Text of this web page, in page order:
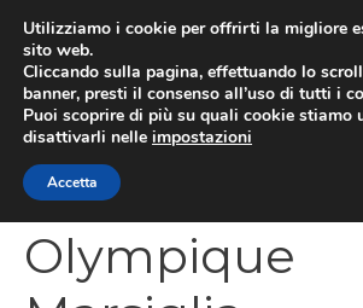
contenuto
Olympique
Utilizziamo i cookie per offrirti la migliore
sito web.
Cliccando sulla pagina, effettuando lo
banner, presti il consenso all’uso di tutti i
Puoi scoprire di più su quali cookie stiamo
disattivarli nelle impostazioni
Accetta